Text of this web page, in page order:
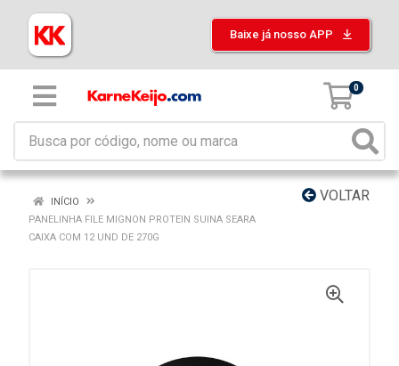
Baixe já nosso APP
0
VOLTAR
INÍCIO
PANELINHA FILE MIGNON PROTEIN SUINA SEARA
CAIXA COM 12 UND DE 270G